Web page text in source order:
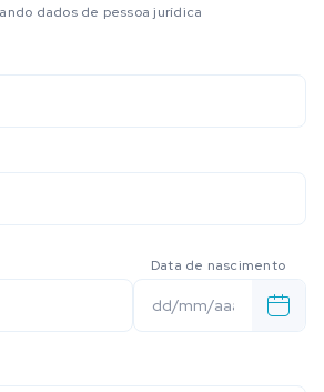
dados de pessoa jurídica
Data de nascimento